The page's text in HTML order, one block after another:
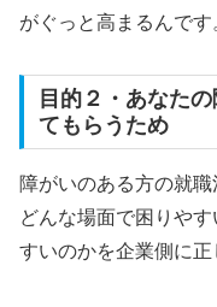
がぐっと高まるんです
目的２・あなた
てもらうため
障がいのある方の就職
どんな場面で困りや
すいのかを企業側に正